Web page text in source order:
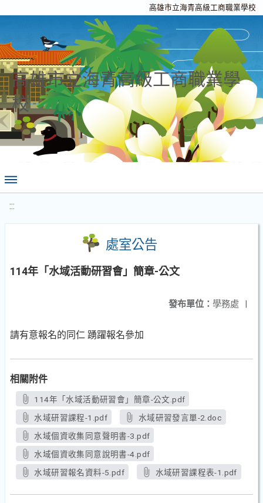
高雄市立海青高級工商職業學校
高雄市立海青高級工商職業學
校
:::
處室公告
114年「水域活動研習會」簡章-公文
發布單位： 學務處 |
請有意報名的同仁 踴躍報名參加
相關附件
114年「水域活動研習會」簡章-公文.pdf
水域研習課程-1.pdf
水域研習發言單-2.doc
水域個資收集同意聲明書-3.pdf
水域個資收集同意說明書-4.pdf
水域研習報名資料-5.pdf
水域研習課程表-1.pdf